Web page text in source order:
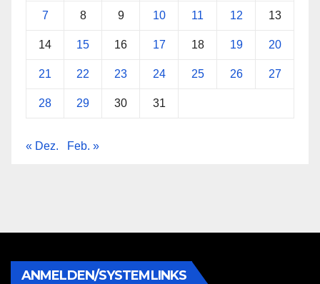
7 8 9 10 11 12 13
14 15 16 17 18 19 20
21 22 23 24 25 26 27
28 29 30 31
« Dez. Feb. »
ANMELDEN/SYSTEMLINKS